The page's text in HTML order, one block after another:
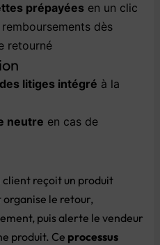
prépayées en un clic
remboursements dès
retourné
des litiges intégré à la
neutre en cas de
client reçoit un produit
organise le retour,
puisalerte levendeur
produit. Ce processus